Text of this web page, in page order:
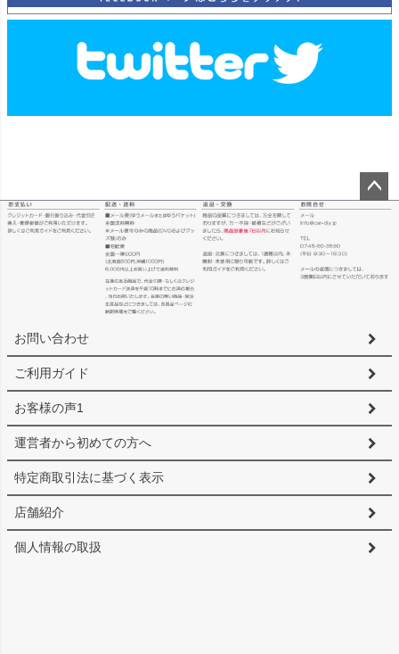
ペー
へ
お問い合わせ
ご利用ガイド
お客様の声1
運営者から初めての方へ
特定商取引法に基づく表示
店舗紹介
個人情報の取扱